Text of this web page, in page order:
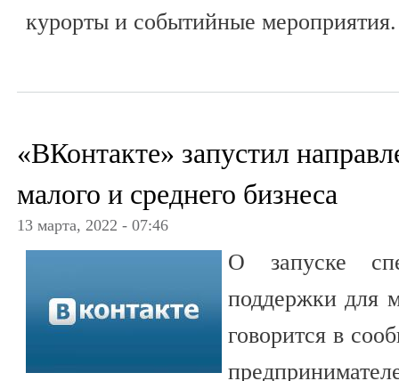
курорты и событийные мероприятия.
«ВКонтакте» запустил
малого и среднего бизнеса
13 марта, 2022 - 07:46
О запуске
поддержки для
говорится в